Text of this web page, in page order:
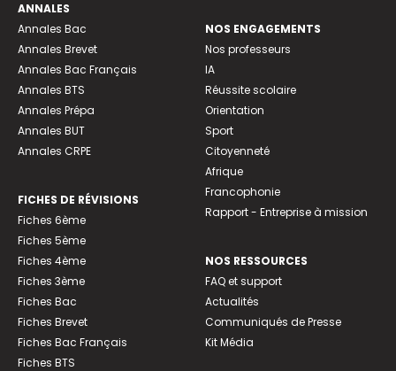
ANNALES
Annales Bac
Annales Brevet
Annales Bac Français
Annales BTS
Annales Prépa
Annales BUT
Annales CRPE
FICHES DE RÉVISIONS
Fiches 6ème
Fiches 5ème
Fiches 4ème
Fiches 3ème
Fiches Bac
Fiches Brevet
Fiches Bac Français
Fiches BTS
NOS ENGAGEMENTS
Nos professeurs
IA
Réussite scolaire
Orientation
Sport
Citoyenneté
Afrique
Francophonie
Rapport - Entreprise à mission
NOS RESSOURCES
FAQ et support
Actualités
Communiqués de Presse
Kit Média